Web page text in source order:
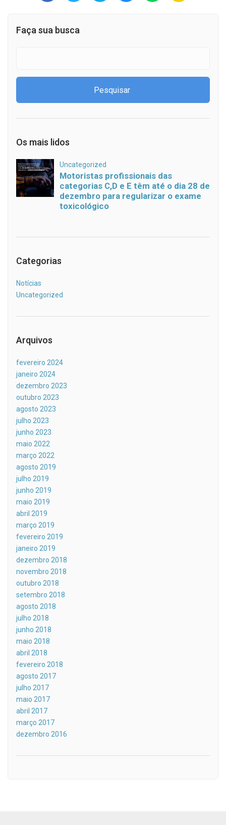
Faça sua busca
Os mais lidos
Categorias
Notícias
Uncategorized
Arquivos
fevereiro 2024
janeiro 2024
dezembro 2023
outubro 2023
agosto 2023
julho 2023
junho 2023
maio 2022
março 2022
agosto 2019
julho 2019
junho 2019
maio 2019
abril 2019
março 2019
fevereiro 2019
janeiro 2019
dezembro 2018
novembro 2018
outubro 2018
setembro 2018
agosto 2018
julho 2018
junho 2018
maio 2018
abril 2018
fevereiro 2018
agosto 2017
julho 2017
maio 2017
abril 2017
março 2017
dezembro 2016